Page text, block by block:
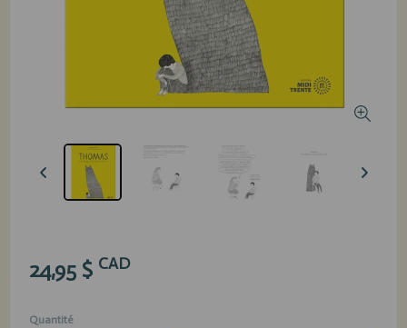
24,95 $ CAD
Quantité